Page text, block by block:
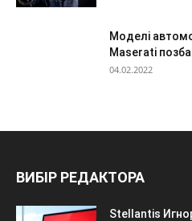
Моделі
Maserati
04.02.2022
ВИБІР РЕДАКТОРА
Stellantis